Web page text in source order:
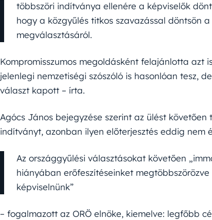
többszöri indítványa ellenére a képviselők
hogy a közgyűlés titkos szavazással döntsön
megválasztásáról.
Kompromisszumos megoldásként felajánlotta azt
jelenlegi nemzetiségi szószóló is hasonlóan tesz,
választ kapott – írta.
Agócs János bejegyzése szerint az ülést
indítványt, azonban ilyen előterjesztés eddig nem
Az országgyűlési választásokat követően
hiányában erőfeszítéseinket
képviselnünk”
– fogalmazott az ORÖ elnöke, kiemelve: legfőbb